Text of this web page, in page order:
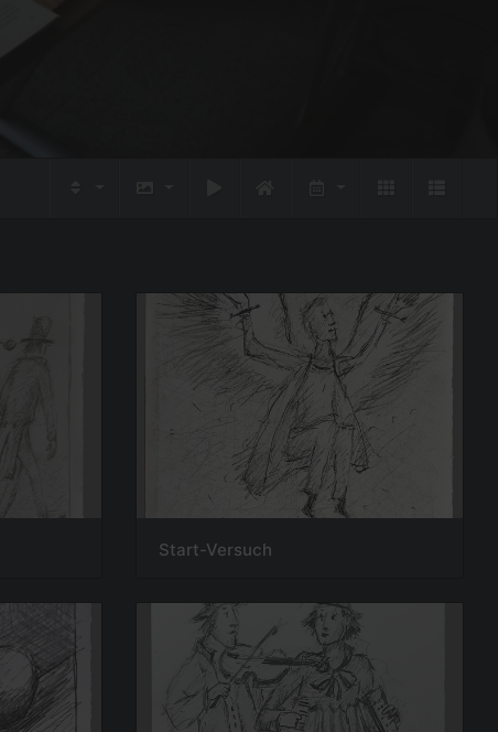
Start-Versuch